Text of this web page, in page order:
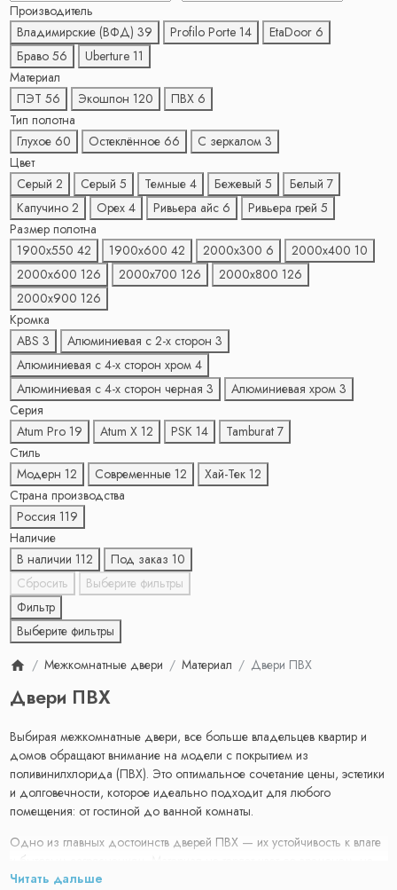
Производитель
Владимирские (ВФД) 39 Profilo Porte 14 EtaDoor 6
Браво 56 Uberture 11
Материал
ПЭТ 56 Экошпон 120 ПВХ 6
Тип полотна
Глухое 60 Остеклённое 66 С зеркалом 3
Цвет
Серый 2 Серый 5 Темные 4 Бежевый 5 Белый 7
Капучино 2 Орех 4 Ривьера айс 6 Ривьера грей 5
Размер полотна
1900х550 42 1900х600 42 2000х300 6 2000х400 10
2000х600 126 2000х700 126 2000х800 126
2000х900 126
Кромка
ABS 3 Алюминиевая с 2-x сторон 3
Алюминиевая с 4-x сторон хром 4
Алюминиевая с 4-x сторон черная 3 Алюминиевая хром 3
Серия
Atum Pro 19 Atum X 12 PSK 14 Tamburat 7
Стиль
Модерн 12 Современные 12 Хай-Тек 12
Страна производства
Россия 119
Наличие
В наличии 112 Под заказ 10
Сбросить
Выберите фильтры
Фильтр
Выберите фильтры
Межкомнатные двери
Материал Двери ПВХ
Двери ПВХ
Выбирая межкомнатные двери, все больше владельцев квартир и
домов обращают внимание на модели с покрытием из
поливинилхлорида (ПВХ). Это оптимальное сочетание цены, эстетики
и долговечности, которое идеально подходит для любого
помещения: от гостиной до ванной комнаты.
Одно из главных достоинств дверей ПВХ — их устойчивость к влаге
и бытовым загрязнениям. Материал не теряет цвет со временем, не
боится механических повреждений и легко чистится даже без
Читать дальше